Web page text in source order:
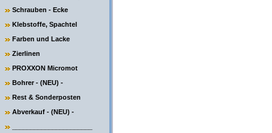
Schrauben - Ecke
Klebstoffe, Spachtel
Farben und Lacke
Zierlinen
PROXXON Micromot
Bohrer - (NEU) -
Rest & Sonderposten
Abverkauf - (NEU) -